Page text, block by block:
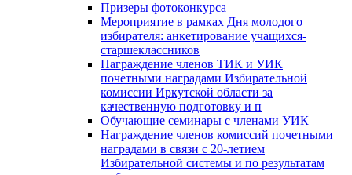
Призеры фотоконкурса
Мероприятие в рамках Дня молодого
избирателя: анкетирование учащихся-
старшеклассников
Награждение членов ТИК и УИК
почетными наградами Избирательной
комиссии Иркутской области за
качественную подготовку и п
Обучающие семинары с членами УИК
Награждение членов комиссий почетными
наградами в связи с 20-летием
Избирательной системы и по результатам